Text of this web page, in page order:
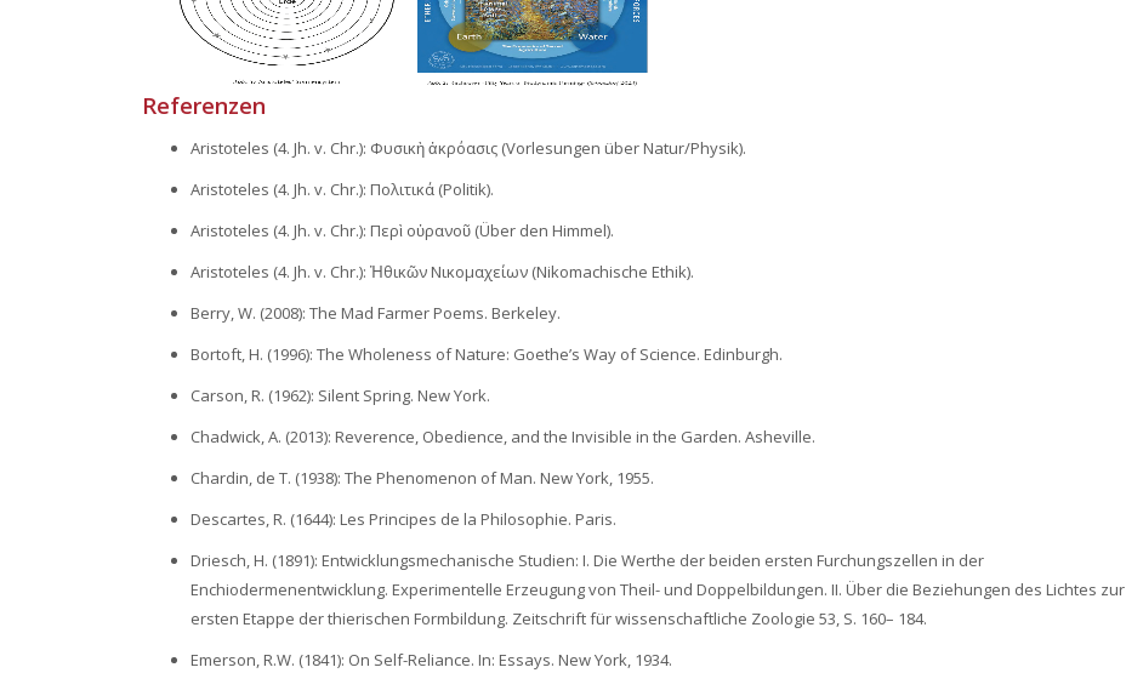
Referenzen
Aristoteles (4. Jh. v. Chr.): Φυσικὴ ἀκρόασις (Vorlesungen über Natur/Physik).
Aristoteles (4. Jh. v. Chr.): Πολιτικά (Politik).
Aristoteles (4. Jh. v. Chr.): Περὶ οὐρανοῦ (Über den Himmel).
Aristoteles (4. Jh. v. Chr.): Ἠθικῶν Νικομαχείων (Nikomachische Ethik).
Berry, W. (2008): The Mad Farmer Poems. Berkeley.
Bortoft, H. (1996): The Wholeness of Nature: Goethe’s Way of Science. Edinburgh.
Carson, R. (1962): Silent Spring. New York.
Chadwick, A. (2013): Reverence, Obedience, and the Invisible in the Garden. Asheville.
Chardin, de T. (1938): The Phenomenon of Man. New York, 1955.
Descartes, R. (1644): Les Principes de la Philosophie. Paris.
Driesch, H. (1891): Entwicklungsmechanische Studien: I. Die Werthe der beiden ersten Furchungszellen in der
Enchiodermenentwicklung. Experimentelle Erzeugung von Theil- und Doppelbildungen. II. Über die Beziehungen des Lichtes zur
ersten Etappe der thierischen Formbildung. Zeitschrift für wissenschaftliche Zoologie 53, S. 160– 184.
Emerson, R.W. (1841): On Self-Reliance. In: Essays. New York, 1934.